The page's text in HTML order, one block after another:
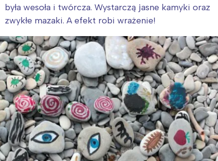
była wesoła i twórcza. Wystarczą jasne kamyki oraz
zwykłe mazaki. A efekt robi wrażenie!